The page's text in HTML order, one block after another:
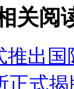
关阅
推出
正式